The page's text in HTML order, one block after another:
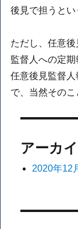
後見で担うとい
ただし、任意
監督人への定
任意後見監督
で、当然そのこ
アーカ
2020年12